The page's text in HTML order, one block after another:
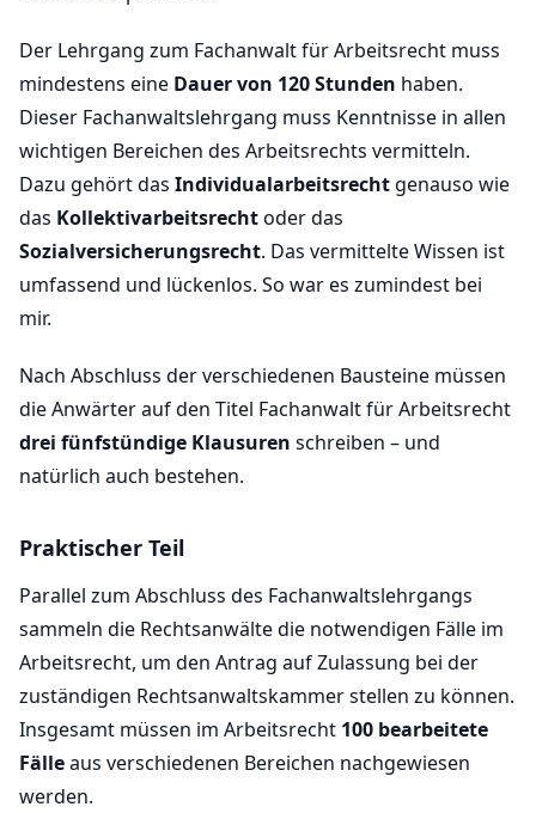
Der Lehrgang zum Fachanwalt für Arbeitsrecht muss
mindestens eine Dauer von 120 Stunden haben.
Dieser Fachanwaltslehrgang muss Kenntnisse in allen
wichtigen Bereichen des Arbeitsrechts vermitteln.
Dazu gehört das Individualarbeitsrecht genauso wie
das Kollektivarbeitsrechtoder das
Sozialversicherungsrecht. Das vermittelte Wissen ist
umfassend und lückenlos. So war es zumindest bei
mir.
Nach Abschluss der verschiedenen Bausteine müssen
die Anwärter auf den Titel Fachanwalt für Arbeitsrecht
drei fünfstündige Klausuren schreiben – und
natürlich auch bestehen.
Praktischer Teil
Parallel zum Abschluss des Fachanwaltslehrgangs
sammeln die Rechtsanwälte die notwendigen Fälle im
Arbeitsrecht, um den Antrag auf Zulassung bei der
zuständigen Rechtsanwaltskammer stellen zu können.
Insgesamt müssen im Arbeitsrecht 100 bearbeitete
Fälleaus verschiedenen Bereichen nachgewiesen
werden.